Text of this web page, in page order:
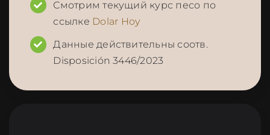
Смотрим текущий курс песо по
ссылке Dolar Hoy
Данные действительны соотв.
Disposición 3446/2023